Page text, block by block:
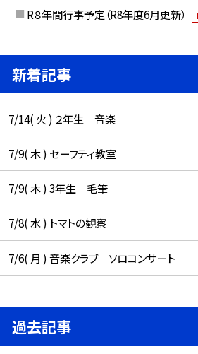
R８年間行事予定（R8年度6月更新）
新着記事
7/14( 火 ) ２年生 音楽
7/9( 木 ) セーフティ教室
7/9( 木 ) 3年生 毛筆
7/8( 水 ) トマトの観察
7/6( 月 ) 音楽クラブ ソロコンサート
過去記事